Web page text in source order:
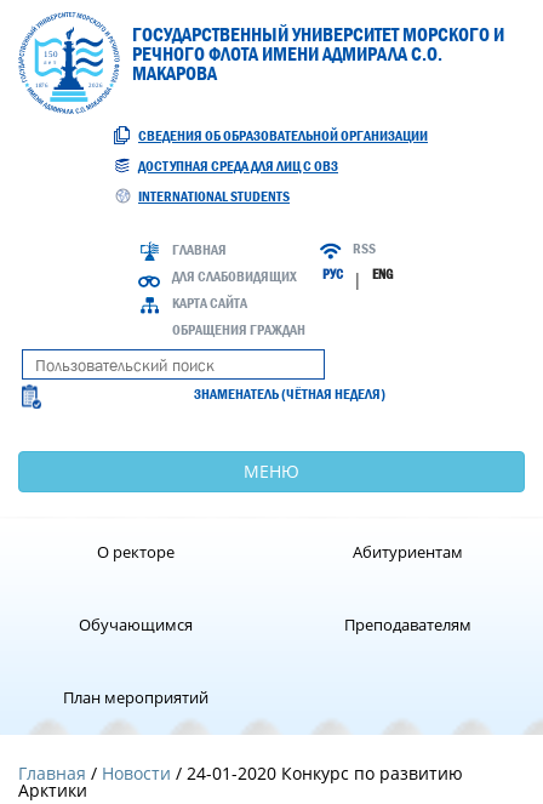
ГОСУДАРСТВЕННЫЙ УНИВЕРСИТЕТ МОРСКОГО И
РЕЧНОГО ФЛОТА ИМЕНИ АДМИРАЛА С.О.
МАКАРОВА
СВЕДЕНИЯ ОБ ОБРАЗОВАТЕЛЬНОЙ ОРГАНИЗАЦИИ
ДОСТУПНАЯ СРЕДА ДЛЯ ЛИЦ С ОВЗ
INTERNATIONAL STUDENTS
ГЛАВНАЯ
ДЛЯ СЛАБОВИДЯЩИХ
КАРТА САЙТА
ОБРАЩЕНИЯ ГРАЖДАН
RSS
РУС | ENG
ЗНАМЕНАТЕЛЬ (ЧЁТНАЯ НЕДЕЛЯ)
МЕНЮ
О ректоре Абитуриентам
Обучающимся Преподавателям
План мероприятий
Главная Новости / 24-01-2020 Конкурс по развитию
Арктики